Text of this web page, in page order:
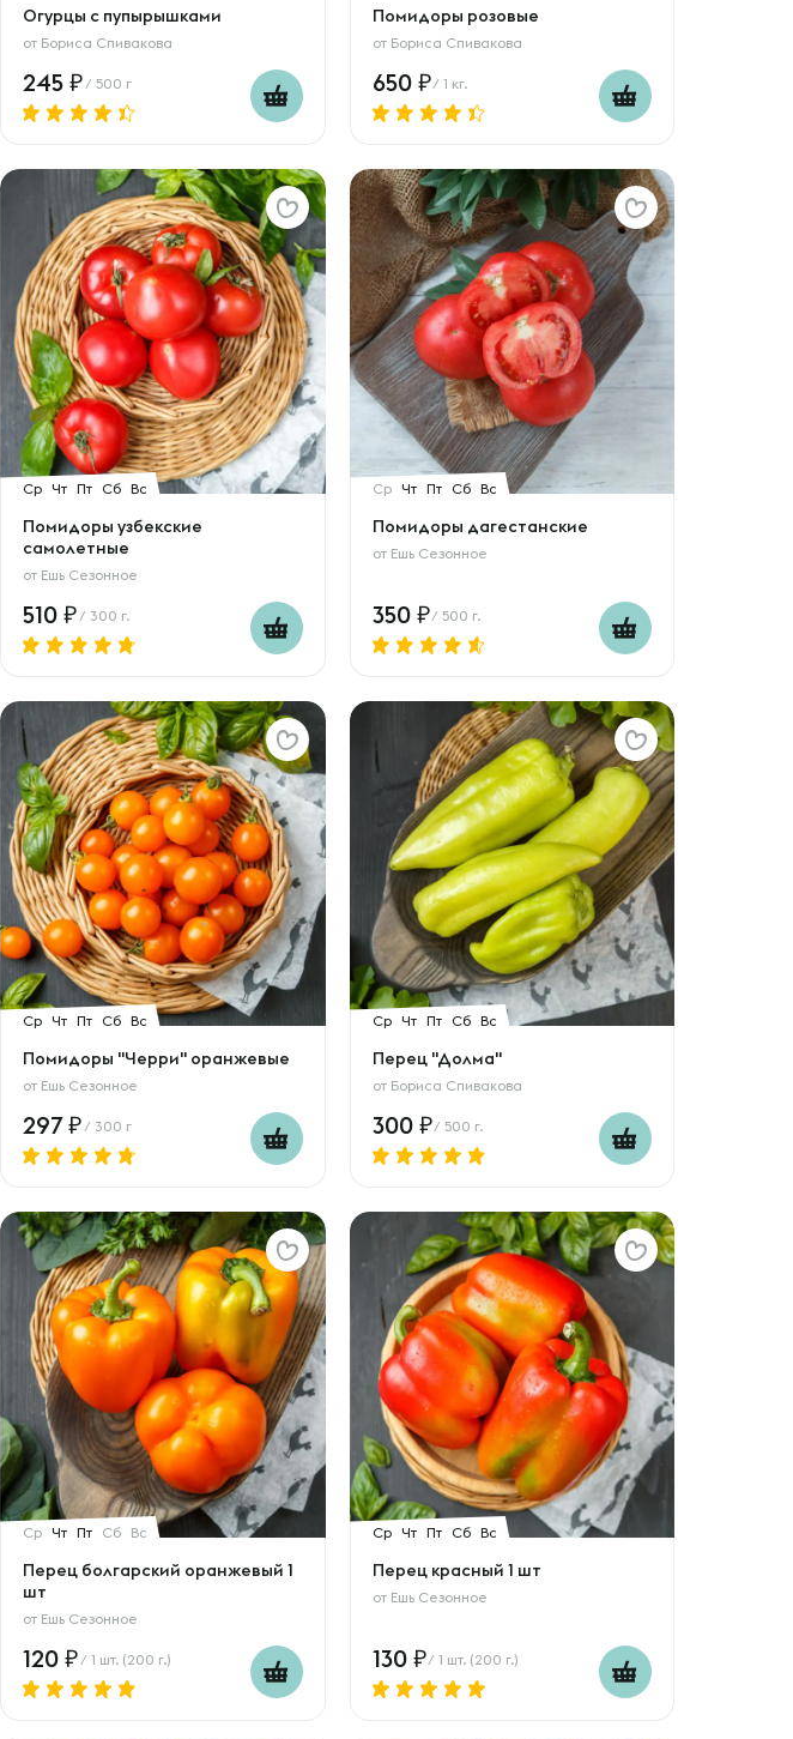
Огурцы с пупырышками
от Бориса Спивакова
245 / 500 г
Помидоры розовые
от Бориса Спивакова
650 / 1 кг.
Ср Чт Пт Сб Вс
Помидоры узбекские
самолетные
от Ешь Сезонное
510 / 300 г.
Ср Чт Пт Сб Вс
Помидоры дагестанские
от Ешь Сезонное
350 / 500 г.
Ср Чт Пт Сб Вс
Помидоры "Черри" оранжевые
от Ешь Сезонное
297 / 300 г
Ср Чт Пт Сб Вс
Перец "Долма"
от Бориса Спивакова
300 / 500 г.
Ср Чт Пт Сб Вс
Перец болгарский оранжевый 1
шт
от Ешь Сезонное
120 / 1 шт. (200 г.)
Ср Чт Пт Сб Вс
Перец красный 1 шт
от Ешь Сезонное
130 / 1 шт. (200 г.)